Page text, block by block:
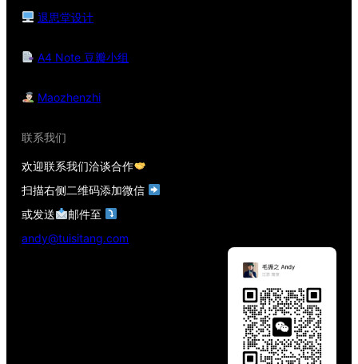
退思堂设计
A4 Note 豆瓣小组
Maozhenzhi
联系我们
欢迎联系我们洽谈合作
扫描右侧二维码添加微信
或发送
邮件至
andy@tuisitang.com